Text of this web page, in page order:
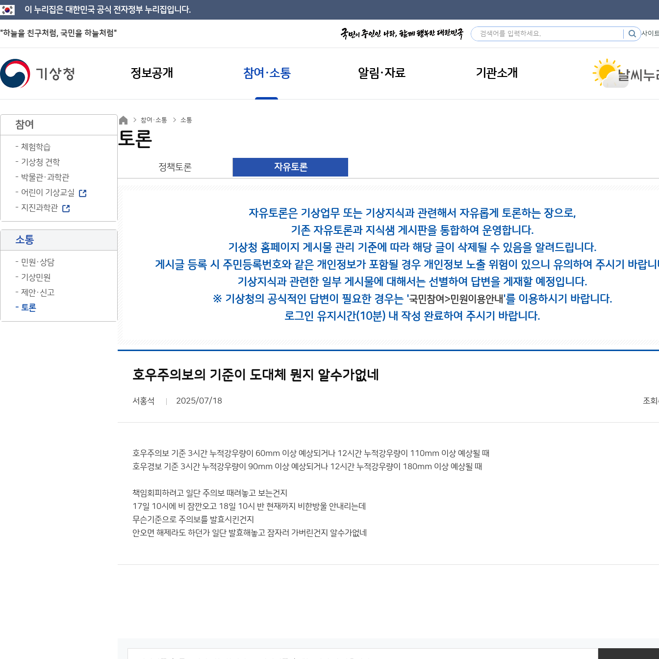
이 누리집은 대한민국 공식 전자정부 누리집입니다.
"하늘을 친구처럼, 국민을 하늘처럼" 사이
정보공개 참여·소통 알림·자료 기관소개
참여
체험학습
기상청 견학
박물관·과학관
어린이 기상교실
지진과학관
소통
민원·상담
기상민원
제안·신고
토론
참여·소통 소통
토론
정책토론 자유토론
자유토론은 기상업무 또는 기상지식과 관련해서 자유롭게 토론하는 장으로,
기존 자유토론과 지식샘 게시판을 통합하여 운영합니다.
기상청 홈페이지 게시물 관리 기준에 따라 해당 글이 삭제될 수 있음을 알려드립니다.
게시글 등록 시 주민등록번호와 같은 개인정보가 포함될 경우 개인정보 노출 위험이 있으니 유의하여 주시기 바랍니
기상지식과 관련한 일부 게시물에 대해서는 선별하여 답변을 게재할 예정입니다.
※ 기상청의 공식적인 답변이 필요한 경우는 '국민참여>민원이용안내'를 이용하시기 바랍니다.
로그인 유지시간(10분) 내 작성 완료하여 주시기 바랍니다.
호우주의보의 기준이 도대체 뭔지 알수가없네
서홍석 2025/07/18 조회
호우주의보 기준 3시간 누적강우량이 60mm 이상 예상되거나 12시간 누적강우량이 110mm 이상 예상될 때
호우경보 기준 3시간 누적강우량이 90mm 이상 예상되거나 12시간 누적강우량이 180mm 이상 예상될 때
책임회피하려고 일단 주의보 때려놓고 보는건지
17일 10시에 비 잠깐오고 18일 10시 반 현재까지 비한방울 안내리는데
무슨기준으로 주의보를 발효시킨건지
안오면 해제라도 하던가 일단 발효해놓고 잠자러 가버린건지 알수가없네